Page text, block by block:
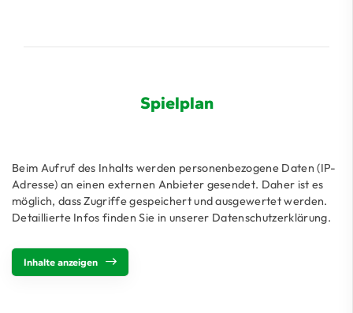
Spielplan
Beim Aufruf des Inhalts werden personenbezogene Daten (IP-
Adresse) an einen externen Anbieter gesendet. Daher ist es
möglich, dass Zugriffe gespeichert und ausgewertet werden.
Detaillierte Infos finden Sie in unserer Datenschutzerklärung.
Inhalte anzeigen